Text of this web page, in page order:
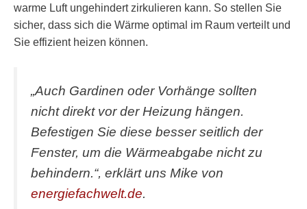
warme Luft ungehindert zirkulieren kann. So stellen Sie
sicher, dass sich die Wärme optimal im Raum verteilt und
Sie effizient heizen können.
„Auch Gardinen oder Vorhänge sollten
nicht direkt vor der Heizung hängen.
Befestigen Sie diese besser seitlich der
Fenster, um die Wärmeabgabe nicht zu
behindern.“, erklärt uns Mike von
energiefachwelt.de.